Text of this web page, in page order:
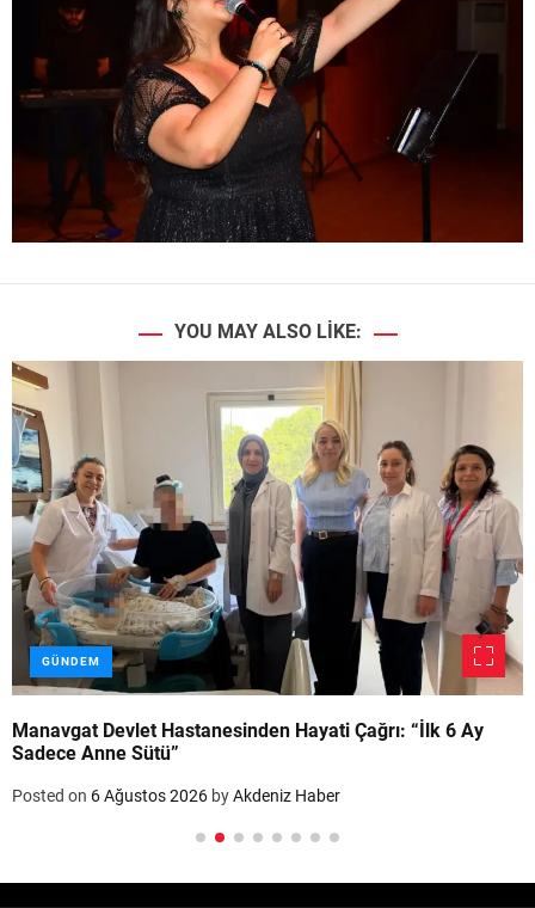
YOU MAY ALSO LIKE:
GÜNDEM
Manavgat Devlet Hastanesinden Hayati Çağrı: “İlk 6 Ay
Sadece Anne Sütü”
Posted on 6 Ağustos 2026 byAkdeniz Haber